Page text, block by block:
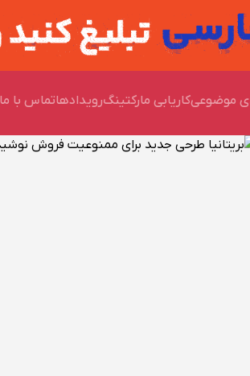
موضوعیکاریابی مارکتینگرویدادهاتماس با ما